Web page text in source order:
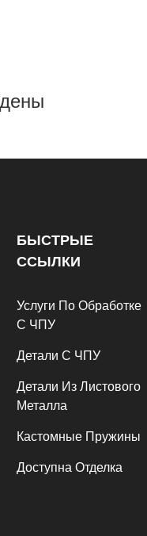
БЫСТРЫЕ
ССЫЛКИ
Услуги По Обработке
С ЧПУ
Детали С ЧПУ
Детали Из Листового
Металла
Кастомные Пружины
Доступна Отделка